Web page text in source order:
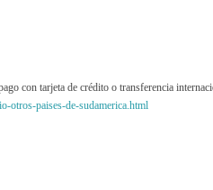
con tarjeta de crédito o transferencia
otros-paises-de-sudamerica.html